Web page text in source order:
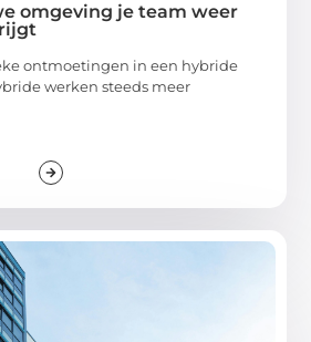
omgeving je team weer
ontmoetingen in een hybride
werken steeds meer